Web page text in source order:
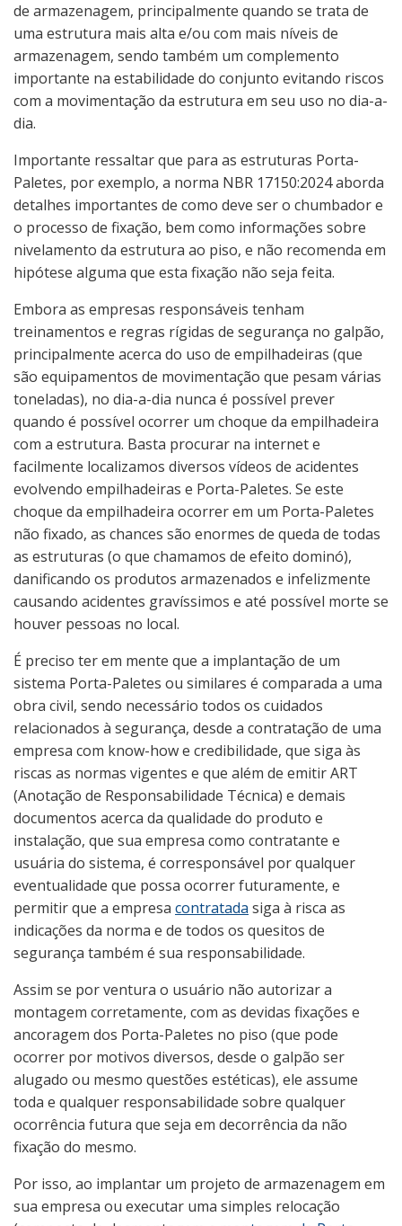
de armazenagem, principalmente quando se trata de
uma estrutura mais alta e/ou com mais níveis de
armazenagem, sendo também um complemento
importante na estabilidade do conjunto evitando riscos
com a movimentação da estrutura em seu uso no dia-a-
dia.
Importante ressaltar que para as estruturas Porta-
Paletes, por exemplo, a norma NBR 17150:2024 aborda
detalhes importantes de como deve ser o chumbador e
o processo de fixação, bem como informações sobre
nivelamento da estrutura ao piso, e não recomenda em
hipótese alguma que esta fixação não seja feita.
Embora as empresas responsáveis tenham
treinamentos e regras rígidas de segurança no galpão,
principalmente acerca do uso de empilhadeiras (que
são equipamentos de movimentação que pesam várias
toneladas), no dia-a-dia nunca é possível prever
quando é possível ocorrer um choque da empilhadeira
com a estrutura. Basta procurar na internet e
facilmente localizamos diversos vídeos de acidentes
evolvendo empilhadeiras e Porta-Paletes. Se este
choque da empilhadeira ocorrer em um Porta-Paletes
não fixado, as chances são enormes de queda de todas
as estruturas (o que chamamos de efeito dominó),
danificando os produtos armazenados e infelizmente
causando acidentes gravíssimos e até possível morte se
houver pessoas no local.
É preciso ter em mente que a implantação de um
sistema Porta-Paletes ou similares é comparada a uma
obra civil, sendo necessário todos os cuidados
relacionados à segurança, desde a contratação de uma
empresa com know-how e credibilidade, que siga às
riscas as normas vigentes e que além de emitir ART
(Anotação de Responsabilidade Técnica) e demais
documentos acerca da qualidade do produto e
instalação, que sua empresa como contratante e
usuária do sistema, é corresponsável por qualquer
eventualidade que possa ocorrer futuramente, e
permitir que a empresa contratada siga à risca as
indicações da norma e de todos os quesitos de
segurança também é sua responsabilidade.
Assim se por ventura o usuário não autorizar a
montagem corretamente, com as devidas fixações e
ancoragem dos Porta-Paletes no piso (que pode
ocorrer por motivos diversos, desde o galpão ser
alugado ou mesmo questões estéticas), ele assume
toda e qualquer responsabilidade sobre qualquer
ocorrência futura que seja em decorrência da não
fixação do mesmo.
Por isso, ao implantar um projeto de armazenagem em
sua empresa ou executar uma simples relocação